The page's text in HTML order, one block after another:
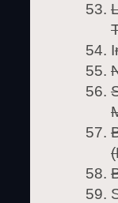
I